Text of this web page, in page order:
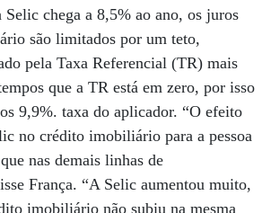
Selic chega a 8,5% ao ano, os juros
são limitados por um teto,
pela Taxa Referencial (TR) mais
que a TR está em zero, por isso
9,9%. taxa do aplicador. “O efeito
no crédito imobiliário para a pessoa
nas demais linhas de
França. “A Selic aumentou muito,
imobiliário não subiu na mesma